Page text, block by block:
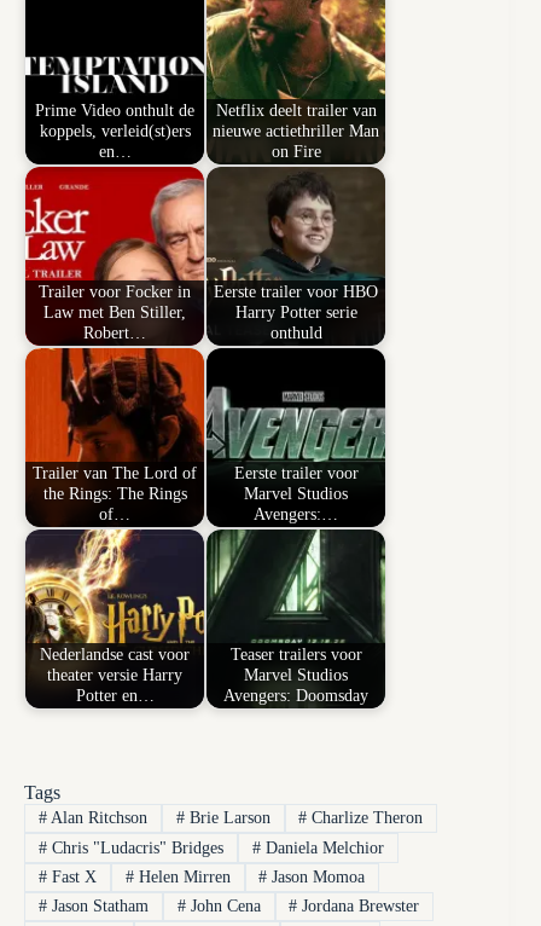
Prime Video onthult de
koppels, verleid(st)ers
en…
Netflix deelt trailer van
nieuwe actiethriller Man
on Fire
Trailer voor Focker in
Law met Ben Stiller,
Robert…
Eerste trailer voor HBO
Harry Potter serie
onthuld
Trailer van The Lord of
the Rings: The Rings
of…
Eerste trailer voor
Marvel Studios
Avengers:…
Nederlandse cast voor
theater versie Harry
Potter en…
Teaser trailers voor
Marvel Studios
Avengers: Doomsday
Tags
#Alan Ritchson #Brie Larson # Charlize Theron
#Chris "Ludacris" Bridges #Daniela Melchior
#Fast X #Helen Mirren # Jason Momoa
#Jason Statham #John Cena # Jordana Brewster